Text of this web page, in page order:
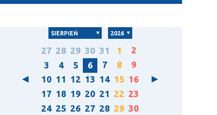
SIERPIEŃ 2026
27 28 29 30 31 1
2
3
4 5 6 7 8
9
10 11 12 13 14 15 16
17 18 19 20 21 22 23
24 25 26 27 28 29 30